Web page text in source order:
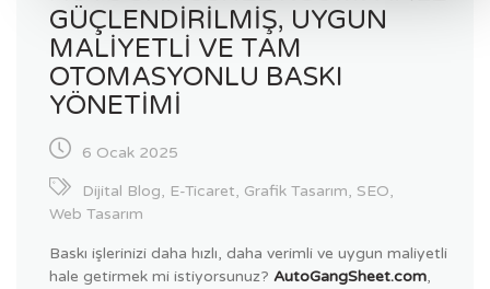
GÜÇLENDIRILMIŞ, UYGUN
MALIYETLI VE TAM
OTOMASYONLU BASKI
YÖNETIMI
6 Ocak 2025
Dijital Blog, E-Ticaret, Grafik Tasarım, SEO,
Web Tasarım
Baskı işlerinizi daha hızlı, daha verimli ve uygun maliyetli
hale getirmek mi istiyorsunuz? AutoGangSheet.com,